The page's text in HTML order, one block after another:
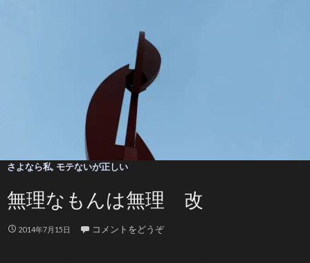
さよなら私, モテないが正しい
無理なもんは無理 改
2014年7月15日 コメントをどうぞ